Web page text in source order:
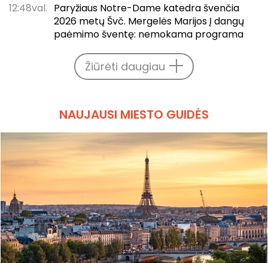
12:48val. Paryžiaus Notre-Dame katedra švenčia
2026 metų Švč. Mergelės Marijos Į dangų
paėmimo šventę: nemokama programa
Žiūrėti daugiau
NAUJAUSI MIESTO GUIDĖS